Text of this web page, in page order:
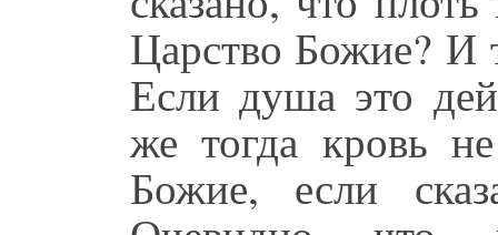
Царство Божие? И
Если душа это
же тогда кровь
Божие, если